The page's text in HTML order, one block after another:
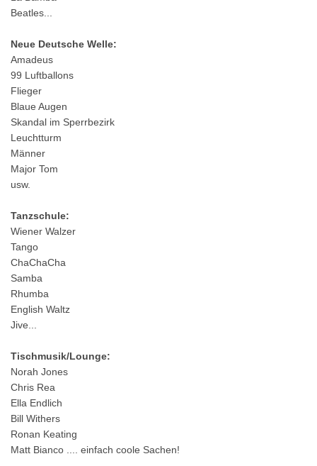
Beatles...
Neue Deutsche Welle:
Amadeus
99 Luftballons
Flieger
Blaue Augen
Skandal im Sperrbezirk
Leuchtturm
Männer
Major Tom
usw.
Tanzschule:
Wiener Walzer
Tango
ChaChaCha
Samba
Rhumba
English Waltz
Jive...
Tischmusik/Lounge:
Norah Jones
Chris Rea
Ella Endlich
Bill Withers
Ronan Keating
Matt Bianco .... einfach coole Sachen!